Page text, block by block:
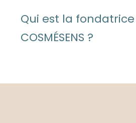
Qui est la
COSMÉSENS ?